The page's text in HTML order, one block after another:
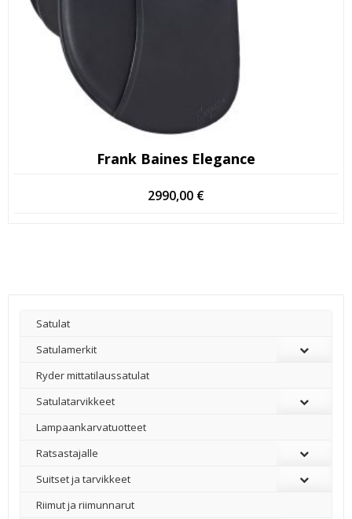
Frank Baines Elegance
2990,00 €
Satulat
Satulamerkit
Ryder mittatilaussatulat
Satulatarvikkeet
–
Lampaankarvatuotteet
Ratsastajalle
Suitset ja tarvikkeet
Riimut ja riimunnarut